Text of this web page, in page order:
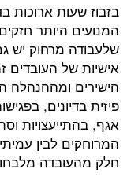
בזבוז שעות ארוכות
המנועים היותר
שלעבודה מרחוק יש
אישיות של העובדים
הישירים ומההנהלה
פיזית בדיונים,
אגף, בהתייעצויות
המרוחקים לבין
חלק מהעובדה